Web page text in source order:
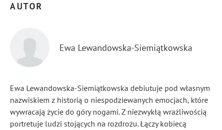
AUTOR
Ewa Lewandowska-Siemiątkowska
Ewa Lewandowska-Siemiątkowska debiutuje pod własnym
nazwiskiem z historią o niespodziewanych emocjach, które
wywracają życie do góry nogami. Z niezwykłą wrażliwością
portretuje ludzi stojących na rozdrożu. Łączy kobiecą